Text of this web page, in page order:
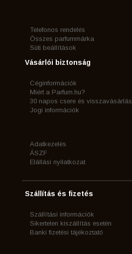
Telefonos rendelés
Összes parfummárka
Süti beállítások
Vásárlói biztonság
Céginformációk
Miért a Parfum.hu?
30 napos csere és visszavásárlás
Jogi információk
Adatkezelés
ÁSZF
Elállási nyilatkozat
Szállítás és fizetés
Szállítási információk
Sikertelen kiszállítás esetén
Banki fizetési tájékoztató